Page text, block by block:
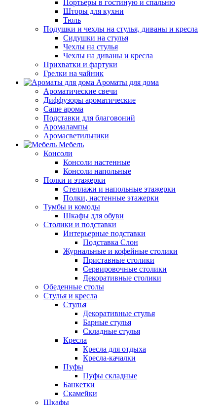
Портьеры в гостиную и спальню
Шторы для кухни
Тюль
Подушки и чехлы на стулья, диваны и кресла
Сидушки на стулья
Чехлы на стулья
Чехлы на диваны и кресла
Прихватки и фартуки
Грелки на чайник
Ароматы для дома
Ароматические свечи
Диффузоры ароматические
Саше арома
Подставки для благовоний
Аромалампы
Аромасветильники
Мебель
Консоли
Консоли настенные
Консоли напольные
Полки и этажерки
Стеллажи и напольные этажерки
Полки, настенные этажерки
Тумбы и комоды
Шкафы для обуви
Столики и подставки
Интерьерные подставки
Подставка Слон
Журнальные и кофейные столики
Приставные столики
Сервировочные столики
Декоративные столики
Обеденные столы
Стулья и кресла
Стулья
Декоративные стулья
Барные стулья
Складные стулья
Кресла
Кресла для отдыха
Кресла-качалки
Пуфы
Пуфы складные
Банкетки
Скамейки
Шкафы